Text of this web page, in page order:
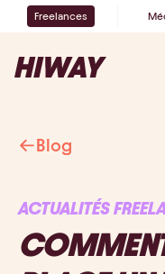
Freelances
Blog
ACTUALITÉS